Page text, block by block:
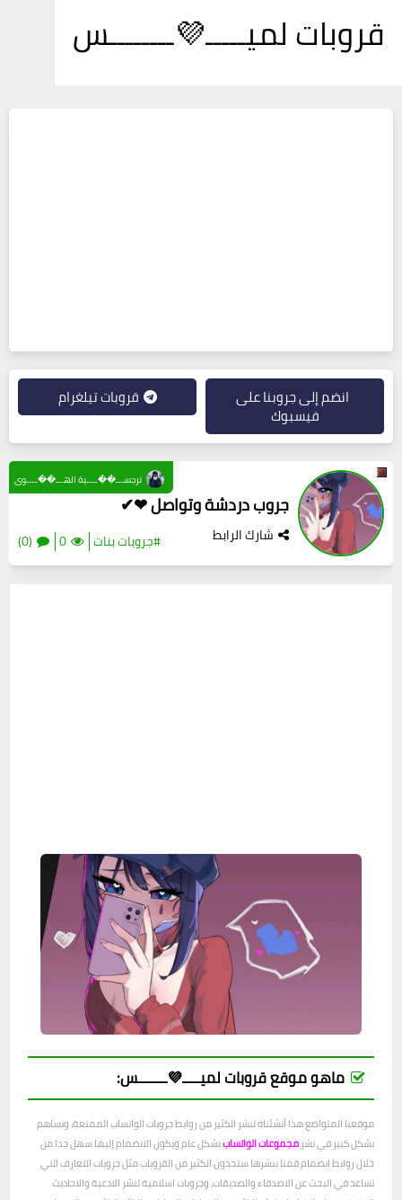
قروبات لميـــــ💜ــــــــس
انضم إلى جروبنا على
فيسبوك
قروبات تيلغرام
جروب دردشة وتواصل ❤✔
شارك الرابط #جروبات بنات 0
(0)
نرجســـ��ــــية الهـــ��ــــوى
ماهو موقع قروبات لميـــــ💜ــــــــس:
موقعنا المتواضع هذا أنشئناه لنشر الكثير من روابط جروبات الواتساب الممتعة، ونساهم
بشكل كبير في نشر مجموعات الواتساببشكل عام ويكون الانضمام إليها سهل جدا من
خلال روابط انضمام قمنا بنشرها ستجدون الكثير من القروبات مثل جروبات التعارف التي
تساعد في البحث عن الاصدقاء والصديقات، وجروبات اسلامية لنشر الادعية والاحاديث